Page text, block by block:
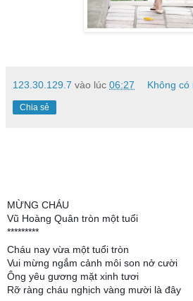
123.30.129.7 vào lúc 06:27 Không có
Chia sẻ
MỪNG CHÁU
Vũ Hoàng Quân tròn một tuổi
*********
Cháu nay vừa một tuổi tròn
Vui mừng ngắm cảnh môi son nở cười
Ông yêu gương mặt xinh tươi
Rỡ ràng cháu nghịch vàng mười là đây